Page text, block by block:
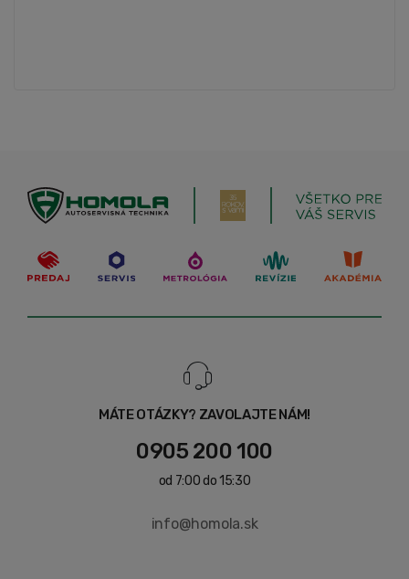
MÁTE OTÁZKY? ZAVOLAJTE NÁM!
0905 200 100
od 7:00 do 15:30
info@homola.sk